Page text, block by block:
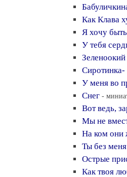
Как Клава
Я хочу
У тебя
Сиротинка-
У меня во
Снег -
Вот ведь,
Мы не
На ком они
Ты без
Острые
Как твоя